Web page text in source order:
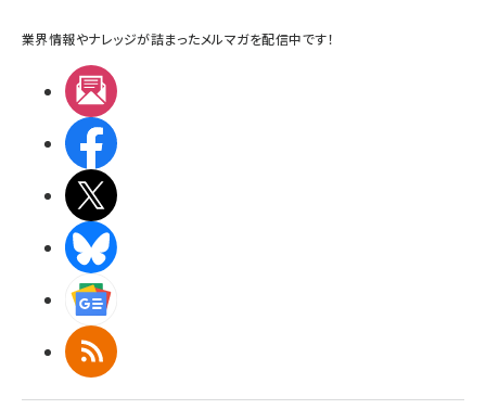
業界情報やナレッジが詰まったメルマガを配信中です！
RSS